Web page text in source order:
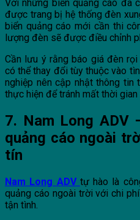
Với những biển quảng cáo đã
được trang bị hệ thống đèn
biển quảng cáo mới cần thi
lượng đèn sẽ được điều chỉnh
Cần lưu ý rằng báo giá đèn
có thể thay đổi tùy thuộc vào
nghiệp nên cập nhật thông tin
thực hiện để tránh mất thời
7. Nam Long ADV
quảng cáo ngoài
tín
Nam Long ADV tự hào là
quảng cáo ngoài trời với chi
tận tình.